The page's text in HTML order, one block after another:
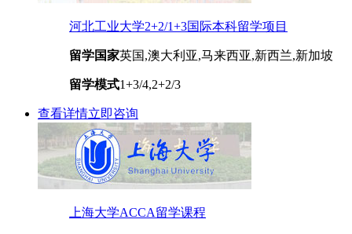
河北工业大学2+2/1+3国际本科留学项目
留学国家英国,澳大利亚,马来西亚,新西兰,新加坡
留学模式1+3/4,2+2/3
查看详情立即咨询
上海大学ACCA留学课程